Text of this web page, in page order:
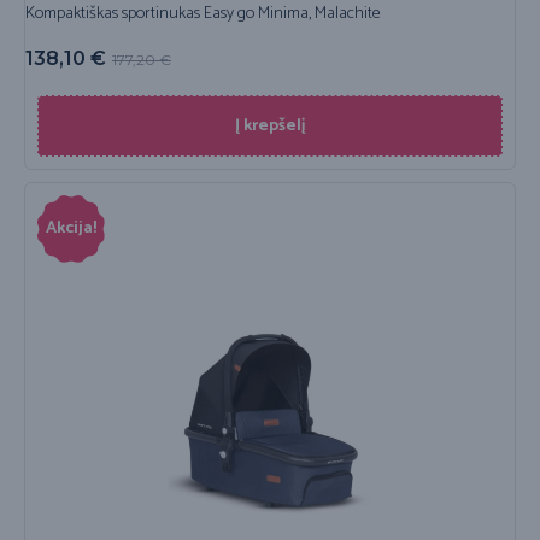
Kompaktiškas sportinukas Easy go Minima, Malachite
177,20€
138,10 €
Į krepšelį
Akcija!